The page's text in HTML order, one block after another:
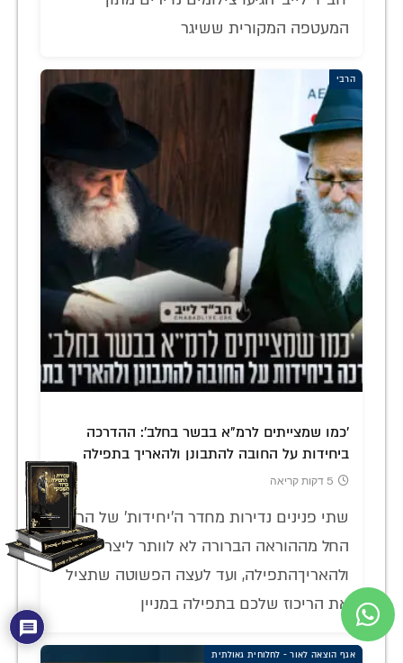
המעטפה המקורית ששיגר
הרבי
'כמו שמצייתים לרמ"א בבשר בחלב': ההדרכה
ביחידות על החובה להתבונן ולהאריך בתפילה
5 דקות קריאה
שתי פנינים נדירות מחדר ה'יחידות' של הרבי:
החל מההוראה הברורה לא לוותר ליצר
ולהאריךהתפילה, ועד לעצה הפשוטה שתציל
את הריכוז שלכם בתפילה במניין
אגף הוצאה לאור - לחלוחית גאולתית